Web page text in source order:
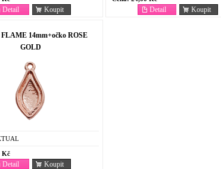
Koupit
Detail Koupit
Detail
FLAME 14mm+očko ROSE
GOLD
Kč
Koupit
Detail